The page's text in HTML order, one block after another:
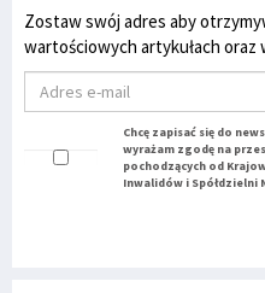
Zostaw swój adres aby
wartościowych artykułach
Chcę zapisać się do
wyrażam zgodę na
pochodzących od
Inwalidów i Spółdzielni